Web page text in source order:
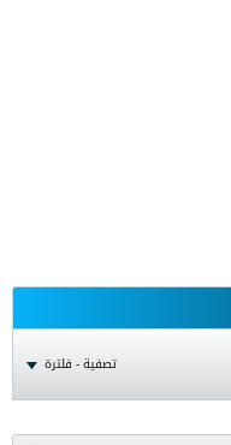
تصفية - فلترة